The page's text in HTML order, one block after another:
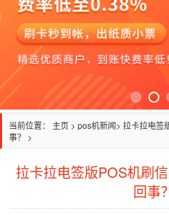
当前位置： 主页 > pos机新闻> 拉卡拉电签
事？ >
拉卡拉电签版POS机刷
回事？